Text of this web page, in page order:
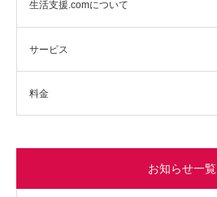
生活支援.comについて
サービス
料金
お知らせ一覧